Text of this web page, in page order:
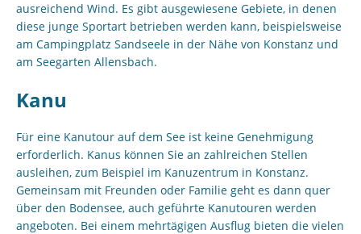
ausreichend Wind. Es gibt ausgewiesene Gebiete, in denen
diese junge Sportart betrieben werden kann, beispielsweise
am Campingplatz Sandseele in der Nähe von Konstanz und
am Seegarten Allensbach.
Kanu
Für eine Kanutour auf dem See ist keine Genehmigung
erforderlich. Kanus können Sie an zahlreichen Stellen
ausleihen, zum Beispiel im Kanuzentrum in Konstanz.
Gemeinsam mit Freunden oder Familie geht es dann quer
über den Bodensee, auch geführte Kanutouren werden
angeboten. Bei einem mehrtägigen Ausflug bieten die vielen